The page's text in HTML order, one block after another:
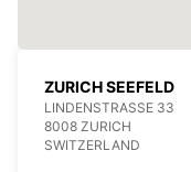
ZURICH SEEFELD
LINDENSTRASSE 33
8008 ZURICH
SWITZERLAND